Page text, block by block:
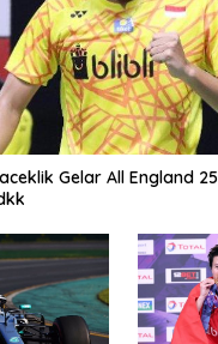
Gelar All England